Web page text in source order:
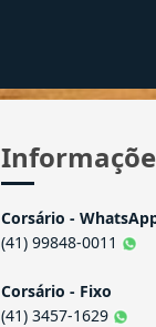
Corsário -
(41) 99848-0011
Corsário - Fixo
(41) 3457-1629